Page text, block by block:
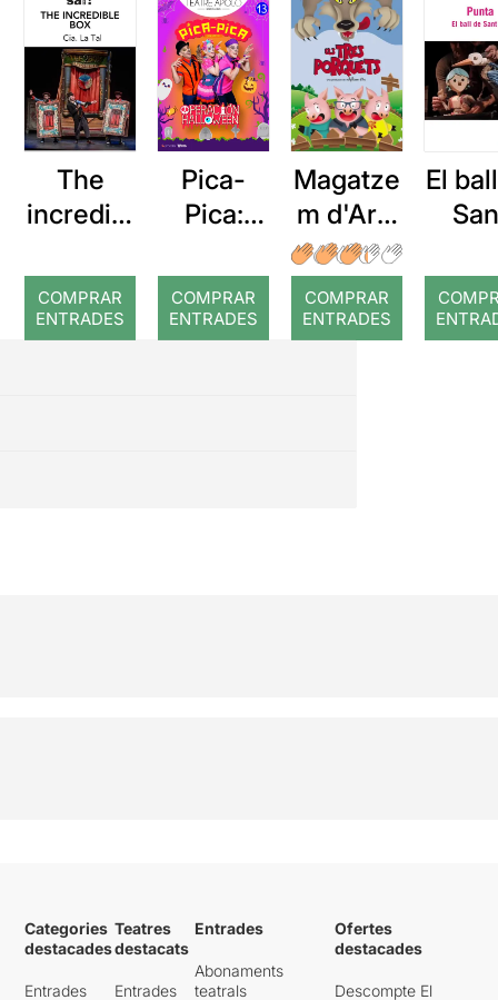
The
incredibl
COMPRAR
ENTRADES
Pica-
Pica:
ón
Hallowe
COMPRAR
ENTRADES
Magatze
m d'Ars:
Els tres
porquets
COMPRAR
ENTRADES
El
Categories
destacades
Entrades
Teatres
destacats
Entrades
Entrades
Abonaments
teatrals
Ofertes
destacades
Descompte El